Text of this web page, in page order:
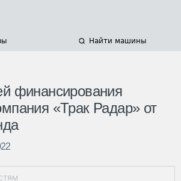
Найти машины
финансирования
«Трак Радар» от